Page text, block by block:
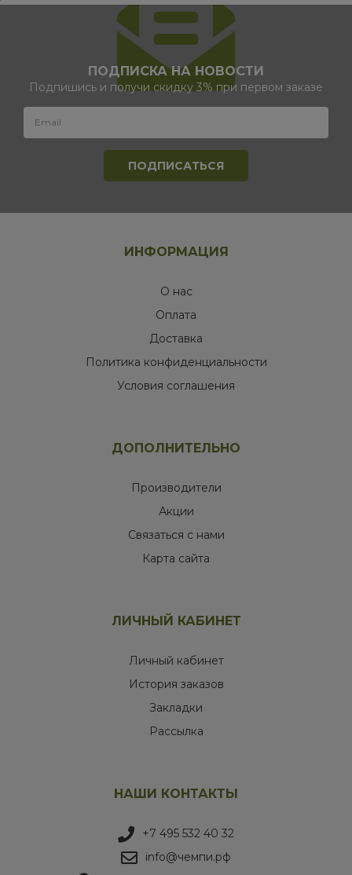
ПОДПИСКА НА НОВОСТИ
Подпишись и получи скидку 3% при первом заказе
ИНФОРМАЦИЯ
О нас
Оплата
Доставка
Политика конфиденциальности
Условия соглашения
ДОПОЛНИТЕЛЬНО
Производители
Акции
Связаться с нами
Карта сайта
ЛИЧНЫЙ КАБИНЕТ
Личный кабинет
История заказов
Закладки
Рассылка
НАШИ КОНТАКТЫ
+7 495 532 40 32
info@чемпи.рф